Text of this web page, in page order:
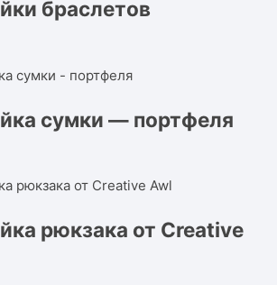
браслетов
сумки — портфеля
рюкзака от Creative